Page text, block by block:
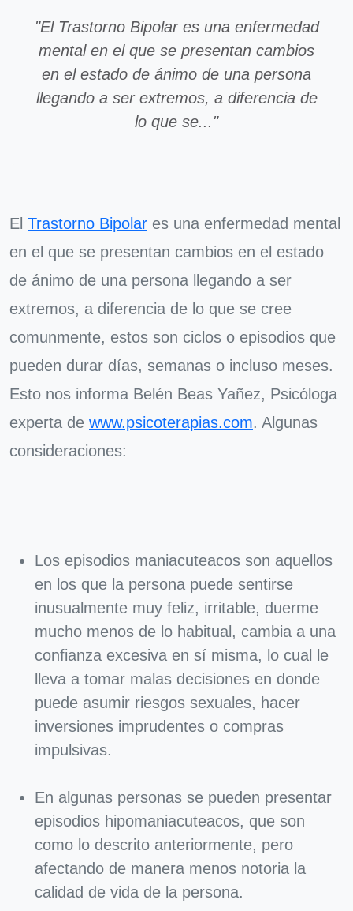
"El Trastorno Bipolar es una enfermedad
mental en el que se presentan cambios
en el estado de ánimo de una persona
llegando a ser extremos, a diferencia de
lo que se..."
El Trastorno Bipolar es una enfermedad mental
en el que se presentan cambios en el estado
de ánimo de una persona llegando a ser
extremos, a diferencia de lo que se cree
comunmente, estos son ciclos o episodios que
pueden durar días, semanas o incluso meses.
Esto nos informa Belén Beas Yañez, Psicóloga
experta de www.psicoterapias.com. Algunas
consideraciones:
Los episodios maniacuteacos son aquellos
en los que la persona puede sentirse
inusualmente muy feliz, irritable, duerme
mucho menos de lo habitual, cambia a una
confianza excesiva en sí misma, lo cual le
lleva a tomar malas decisiones en donde
puede asumir riesgos sexuales, hacer
inversiones imprudentes o compras
impulsivas.
En algunas personas se pueden presentar
episodios hipomaniacuteacos, que son
como lo descrito anteriormente, pero
afectando de manera menos notoria la
calidad de vida de la persona.